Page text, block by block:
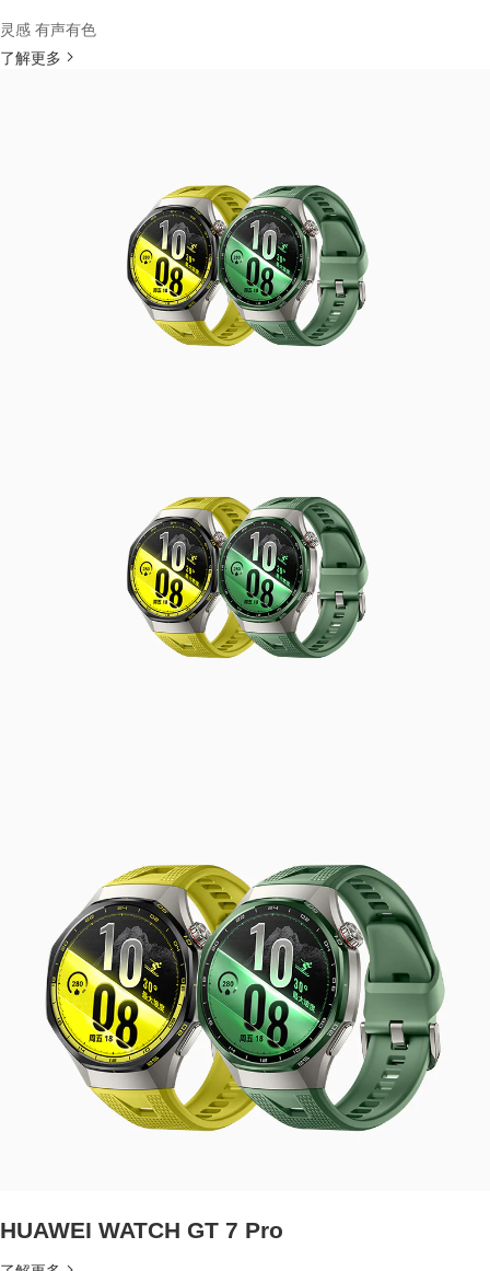
灵感 有声有色
了解更多
HUAWEI WATCH GT 7 Pro